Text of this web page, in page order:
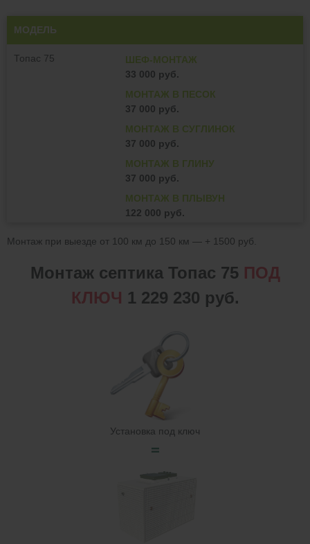
МОДЕЛЬ
Топас 75
ШЕФ-МОНТАЖ
33 000 руб.
МОНТАЖ В ПЕСОК
37 000 руб.
МОНТАЖ В СУГЛИНОК
37 000 руб.
МОНТАЖ В ГЛИНУ
37 000 руб.
МОНТАЖ В ПЛЫВУН
122 000 руб.
Монтаж при выезде от 100 км до 150 км — + 1500 руб.
Монтаж септика Топас 75 ПОД
КЛЮЧ 1 229 230 руб.
Установка под ключ
=